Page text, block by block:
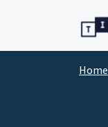
Home